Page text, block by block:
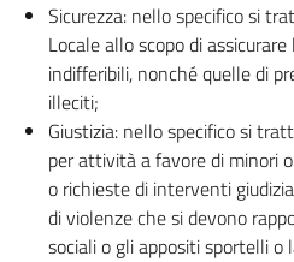
Sicurezza: nello specifico si
Locale allo scopo di
indifferibili, nonché quelle di
illeciti;
Giustizia: nello specifico si
per attività a favore di minori
o richieste di interventi
di violenze che si devono
sociali o gli appositi sportelli o